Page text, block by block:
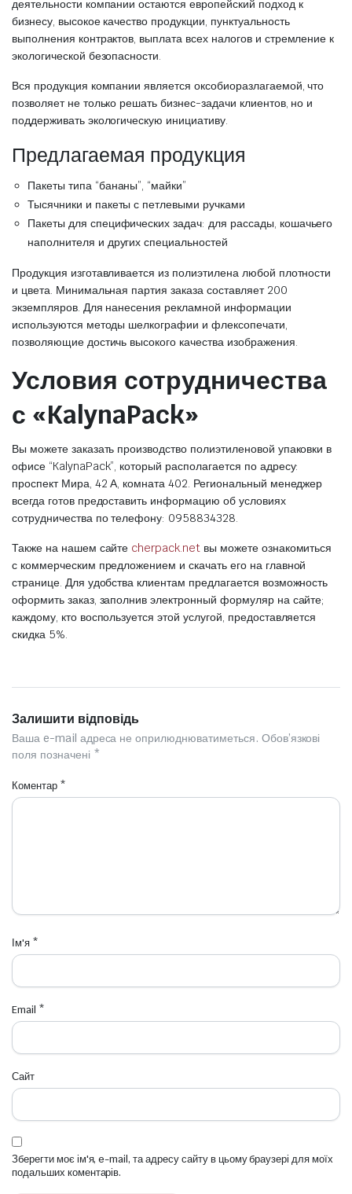
деятельности компании остаются европейский подход к
бизнесу, высокое качество продукции, пунктуальность
выполнения контрактов, выплата всех налогов и стремление к
экологической безопасности.
Вся продукция компании является оксобиоразлагаемой, что
позволяет не только решать бизнес-задачи клиентов, но и
поддерживать экологическую инициативу.
Предлагаемая продукция
Пакеты типа “бананы”, “майки”
Тысячники и пакеты с петлевыми ручками
Пакеты для специфических задач: для рассады, кошачьего
наполнителя и других специальностей
Продукция изготавливается из полиэтилена любой плотности
и цвета. Минимальная партия заказа составляет 200
экземпляров. Для нанесения рекламной информации
используются методы шелкографии и флексопечати,
позволяющие достичь высокого качества изображения.
Условия сотрудничества
с «KalynaPack»
Вы можете заказать производство полиэтиленовой упаковки в
офисе “KalynaPack”, который располагается по адресу:
проспект Мира, 42 А, комната 402. Региональный менеджер
всегда готов предоставить информацию об условиях
сотрудничества по телефону: 0958834328.
Также на нашем сайте cherpack.net вы можете ознакомиться
с коммерческим предложением и скачать его на главной
странице. Для удобства клиентам предлагается возможность
оформить заказ, заполнив электронный формуляр на сайте;
каждому, кто воспользуется этой услугой, предоставляется
скидка 5%.
Залишити відповідь
Ваша e-mail адреса не оприлюднюватиметься. Обов’язкові
поля позначені *
Коментар *
Ім'я *
Email *
Сайт
Зберегти моє ім'я, e-mail, та адресу сайту в цьому браузері для моїх
подальших коментарів.